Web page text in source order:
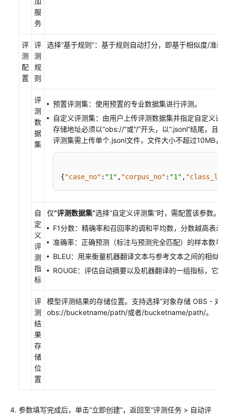
模
评
测
模
评
测
功
能
说
型
评
测
任
务
查
模
型
评
测
报
告
管
模
服
务
评
测
配
置
评
测
规
则
选择“基于规则”：基于规则自动打分，即基于相似度/准
评
测
数
据
集
预置评测集：使用预置的专业数据集进行评测。
自定义评测集：由用户上传评测数据集并指定自定义
存储地址必须以“obs://”或“/”开头，以“.jsonl”结尾，
评测集需上传单个.jsonl文件，文件大小不超过10MB
{"case_no" : "1" , "corpus_no" : "1" ,
自
定
义
评
测
指
标
仅“评测数据集”选择“自定义评测集”时，需配置该参数。
F1分数：精确率和召回率的调和平均数，分数越高表
准确率：正确预测（标注与预测完全匹配）的样本数
BLEU：用来衡量机器翻译文本与参考文本之间的相似
ROUGE：评估自动摘要以及机器翻译的一组指标，它
评
测
结
果
存
储
位
置
模型评测结果的存储位置。支持选择“对象存储 OBS - 对
obs://bucketname/path/或者/bucketname/path/。
参数填写完成后，单击“立即创建”，返回至“评测任务 > 自动评